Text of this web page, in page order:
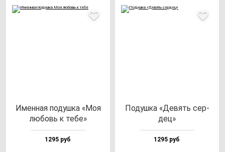
Имен­ная по­душ­ка «Моя
лю­бовь к те­бе»
1295 руб
Подуш­ка «Девять cер­
дец»
1295 руб